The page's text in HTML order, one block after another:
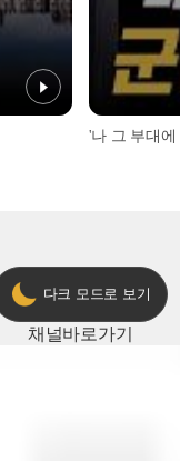
'나 그 부대에
다크 모드로 보기
채널바로가기